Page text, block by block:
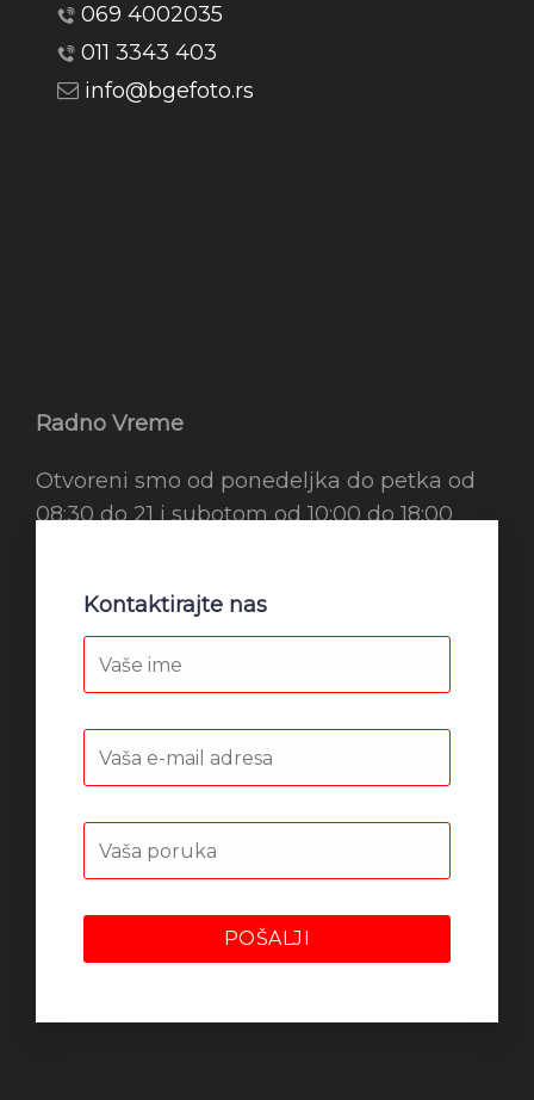
069 4002035
011 3343 403
info@bgefoto.rs
Radno Vreme
Otvoreni smo od ponedeljka do petka od
08:30 do 21 i subotom od 10:00 do 18:00
Kontaktirajte nas